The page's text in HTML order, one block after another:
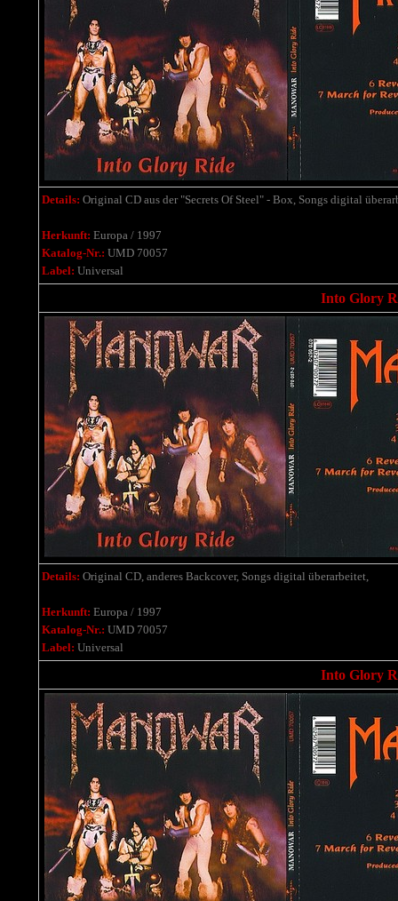
Details: Original CD aus der "Secrets Of Steel" - Box, Songs digital
Herkunft: Europa / 1997
Katalog-Nr.: UMD 70057
Label: Universal
Into Glory
Details: Original CD, anderes Backcover, Songs digital überarbeitet,
Herkunft: Europa / 1997
Katalog-Nr.: UMD 70057
Label: Universal
Into Glory